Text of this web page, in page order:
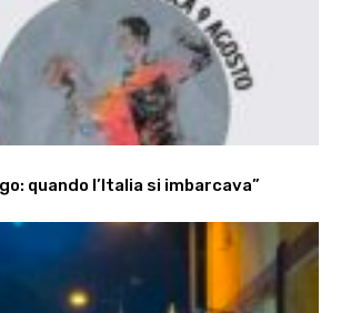
quando l’Italia si imbarcava”